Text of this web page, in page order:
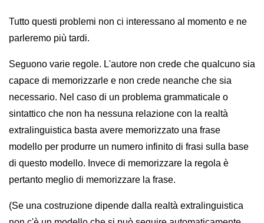
Tutto questi problemi non ci interessano al momento e ne
parleremo più tardi.
Seguono varie regole. L'autore non crede che qualcuno sia
capace di memorizzarle e non crede neanche che sia
necessario. Nel caso di un problema grammaticale o
sintattico che non ha nessuna relazione con la realtà
extralinguistica basta avere memorizzato una frase
modello per produrre un numero infinito di frasi sulla base
di questo modello. Invece di memorizzare la regola è
pertanto meglio di memorizzare la frase.
(Se una costruzione dipende dalla realtà extralinguistica